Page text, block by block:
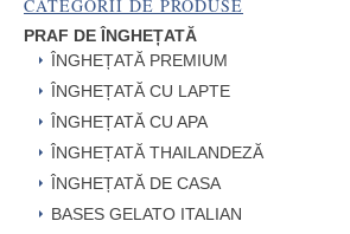
CATEGORII DE PRODUSE
PRAF DE ÎNGHEȚATĂ
ÎNGHEȚATĂ PREMIUM
ÎNGHEȚATĂ CU LAPTE
ÎNGHEȚATĂ CU APA
ÎNGHEȚATĂ THAILANDEZĂ
ÎNGHEȚATĂ DE CASA
BASES GELATO ITALIAN